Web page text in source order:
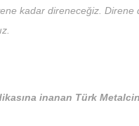
kadar direneceğiz. Direne
inanan Türk